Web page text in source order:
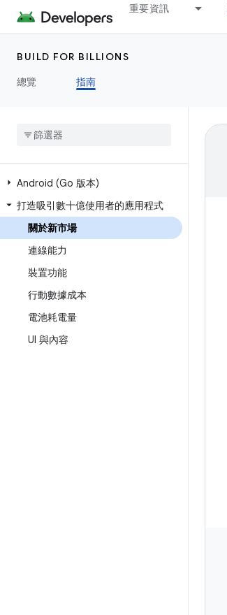
重要資訊
BUILD FOR BILLIONS
總覽
指南
Android (Go 版本)
打造吸引數十億使用者的應用程式
關於新市場
連線能力
裝置功能
行動數據成本
電池耗電量
UI 與內容